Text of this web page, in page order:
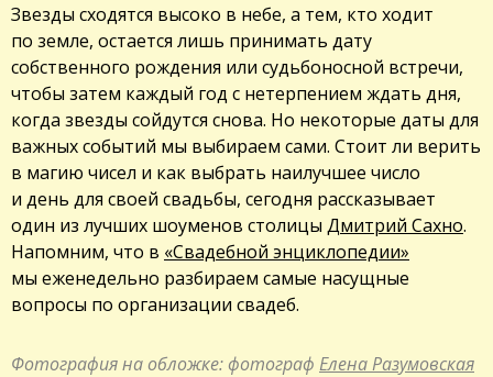
Звезды сходятся высоко в небе, а тем, кто ходит
по земле, остается лишь принимать дату
собственного рождения или судьбоносной встречи,
чтобы затем каждый год с нетерпением ждать дня,
когда звезды сойдутся снова. Но некоторые даты для
важных событий мы выбираем сами. Стоит ли верить
в магию чисел и как выбрать наилучшее число
и день для своей свадьбы, сегодня рассказывает
один из лучших шоуменов столицы Дмитрий Сахно.
Напомним, что в «Свадебной энциклопедии»
мы еженедельно разбираем самые насущные
вопросы по организации свадеб.
Фотография на обложке: фотограф Елена Разумовская